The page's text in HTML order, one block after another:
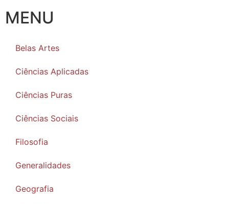
MENU
Belas Artes
Ciências Aplicadas
Ciências Puras
Ciências Sociais
Filosofia
Generalidades
Geografia